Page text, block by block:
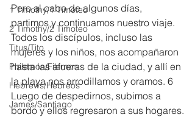
1 Timothy/1 Timoteo
2 Timothy/2 Timoteo
Titus/Tito
Philemon/Filemon
Hebrews/Hebreos
James/Santiago
Pero al cabo de algunos días,
partimos y continuamos nuestro viaje.
Todos los discípulos, incluso las
mujeres y los niños, nos acompañaron
hasta las afueras de la ciudad, y allí en
la playa nos arrodillamos y oramos. 6
Luego de despedirnos, subimos a
bordo y ellos regresaron a sus hogares.